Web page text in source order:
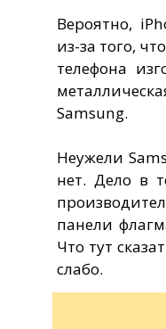
Вероятно,
из-за того,
телефона
Samsung.
Неужели
нет. Дело в
панели
Что тут
слабо.